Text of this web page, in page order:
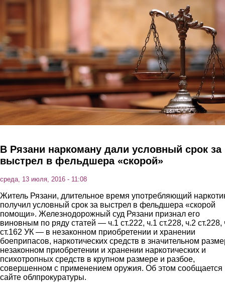
Перейти к основному содержанию
В Рязани наркоману дали условный срок за
выстрел в фельдшера «скорой»
среда, 13 июля, 2016 - 11:08
Житель Рязани, длительное время употребляющий
получил условный срок за выстрел в фельдшера «скорой
помощи». Железнодорожный суд Рязани признал его
виновным по ряду статей — ч.1 ст.222, ч.1 ст.228, ч.2 ст.228,
ст.162 УК — в незаконном приобретении и хранении
боеприпасов, наркотических средств в значительном
незаконном приобретении и хранении наркотических и
психотропных средств в крупном размере и разбое,
совершенном с применением оружия. Об этом сообщается
сайте облпрокуратуры.